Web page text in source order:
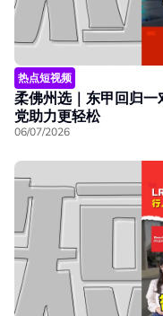
热点短视频
柔佛州选｜东甲回归
党助力更轻松
06/07/2026